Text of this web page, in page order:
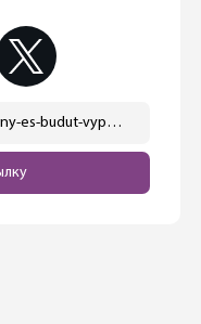
https://ostwest.tv/news/kak-strany-es-budut-vypolnyat-zaprety-evrokomissii-na-vvoz-rossiyanami-avtomobilej-i-lichnyh-veshhej/